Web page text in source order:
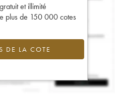
et illimité
plus de 150 000 cotes
DE LA COTE